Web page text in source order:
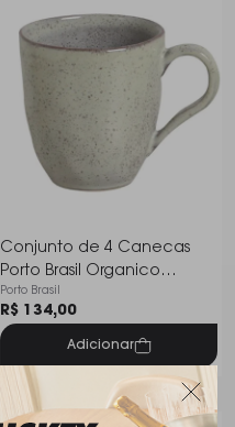
Conjunto de 4 Canecas
Porto Brasil Organico
Pistache 273 Ml
Porto Brasil
R$ 134,00
Adicionar